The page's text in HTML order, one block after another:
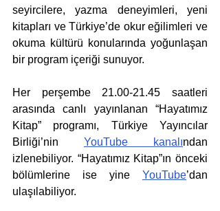
seyircilere, yazma deneyimleri, yeni
kitapları ve Türkiye’de okur eğilimleri ve
okuma kültürü konularında yoğunlaşan
bir program içeriği sunuyor.
Her perşembe 21.00-21.45 saatleri
arasında canlı yayınlanan “Hayatımız
Kitap” programı, Türkiye Yayıncılar
Birliği’nin YouTube kanalından
izlenebiliyor. “Hayatımız Kitap”ın önceki
bölümlerine ise yine YouTube’dan
ulaşılabiliyor.